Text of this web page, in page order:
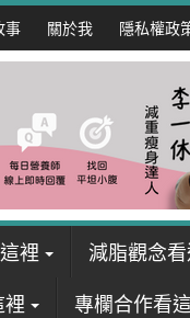
事 關於我 隱私權政
裡 減脂觀念
專欄合作看